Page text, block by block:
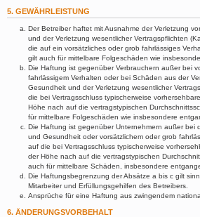
5. GEWÄHRLEISTUNG
Der Betreiber haftet mit Ausnahme der Verletzung
und der Verletzung wesentlicher Vertragspflichten
die auf ein vorsätzliches oder grob fahrlässiges
gilt auch für mittelbare Folgeschäden wie
Die Haftung ist gegenüber Verbrauchern außer bei
fahrlässigem Verhalten oder bei Schäden aus der
Gesundheit und der Verletzung wesentlicher
die bei Vertragsschluss typischerweise
Höhe nach auf die vertragstypischen
für mittelbare Folgeschäden wie insbesondere
Die Haftung ist gegenüber Unternehmern außer bei
und Gesundheit oder vorsätzlichem oder grob
auf die bei Vertragsschluss typischerweise
der Höhe nach auf die vertragstypischen
auch für mittelbare Schäden, insbesondere
Die Haftungsbegrenzung der Absätze a bis c gilt
Mitarbeiter und Erfüllungsgehilfen des Betreibers.
Ansprüche für eine Haftung aus zwingendem
6. ÄNDERUNGSVORBEHALT